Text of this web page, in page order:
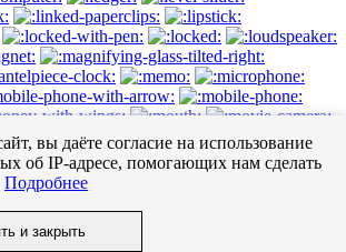
вы даёте согласие на использование
об IP-адресе, помогающих нам сделать
Подробнее
и закрыть